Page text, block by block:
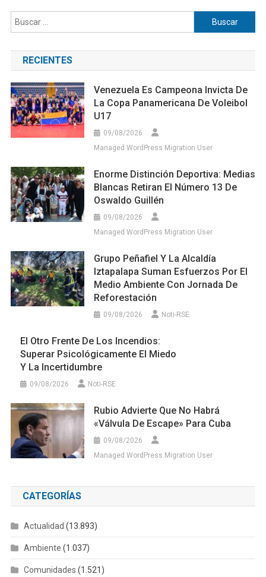
Buscar:
RECIENTES
Venezuela Es Campeona Invicta De
La Copa Panamericana De Voleibol
U17
09/08/2026
Managed WordPress Migration User
Enorme Distinción Deportiva: Medias
Blancas Retiran El Número 13 De
Oswaldo Guillén
09/08/2026
Managed WordPress Migration User
Grupo Peñafiel Y La Alcaldía
Iztapalapa Suman Esfuerzos Por El
Medio Ambiente Con Jornada De
Reforestación
09/08/2026 Noti-RSE
El Otro Frente De Los Incendios:
Superar Psicológicamente El Miedo
Y La Incertidumbre
09/08/2026 Noti-RSE
Rubio Advierte Que No Habrá
«válvula De Escape» Para Cuba
09/08/2026
Managed WordPress Migration User
CATEGORÍAS
Actualidad (13.893)
Ambiente (1.037)
Comunidades (1.521)